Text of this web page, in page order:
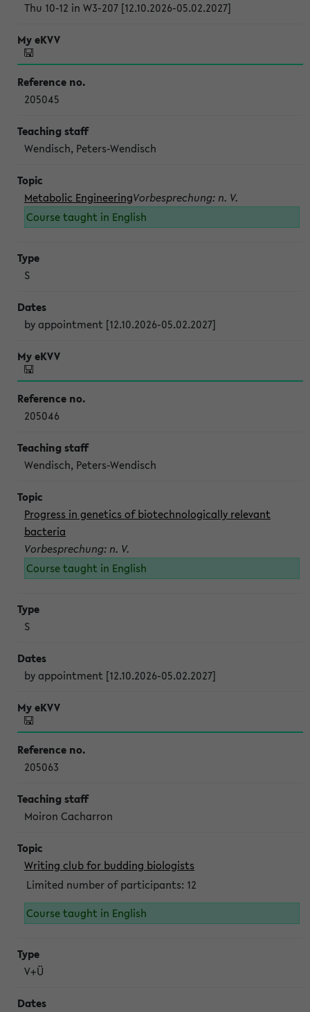
Thu 10-12 in W3-207 [12.10.2026-05.02.2027]
205045
Wendisch, Peters-Wendisch
Metabolic EngineeringVorbesprechung: n. V.
Course taught in English
S
by appointment [12.10.2026-05.02.2027]
205046
Wendisch, Peters-Wendisch
Progress in genetics of biotechnologically relevant
bacteria
Vorbesprechung: n. V.
Course taught in English
S
by appointment [12.10.2026-05.02.2027]
205063
Moiron Cacharron
Writing club for budding biologists
Limited number of participants: 12
Course taught in English
V+Ü